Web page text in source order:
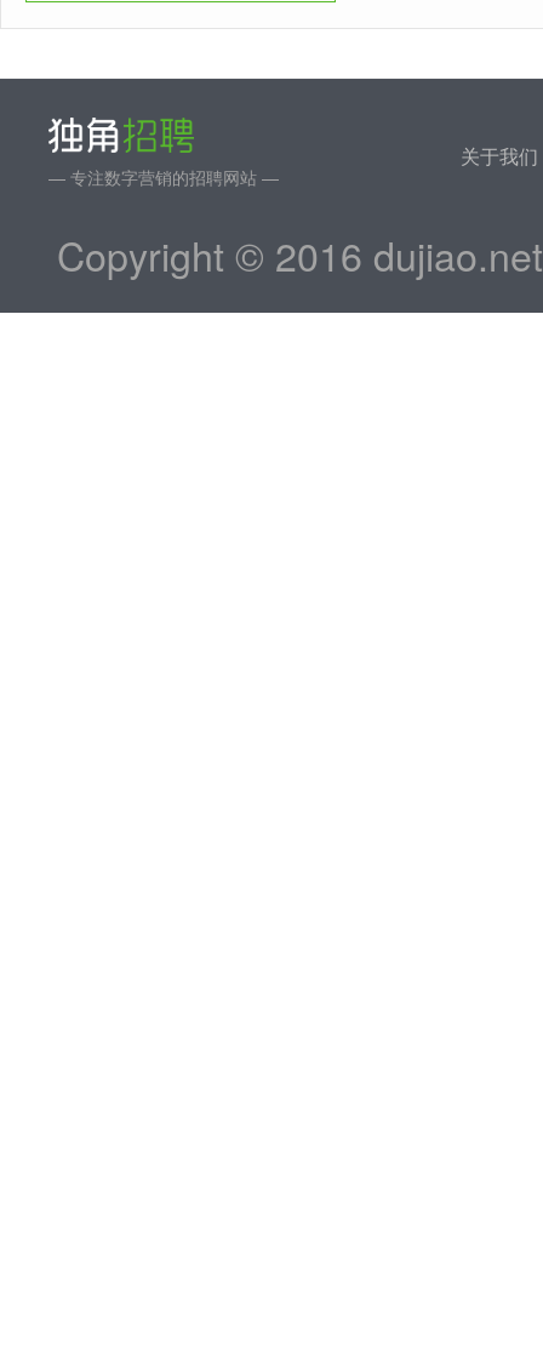
— 专注数字营销的招聘网站 —
关于我们
Copyright © 2016